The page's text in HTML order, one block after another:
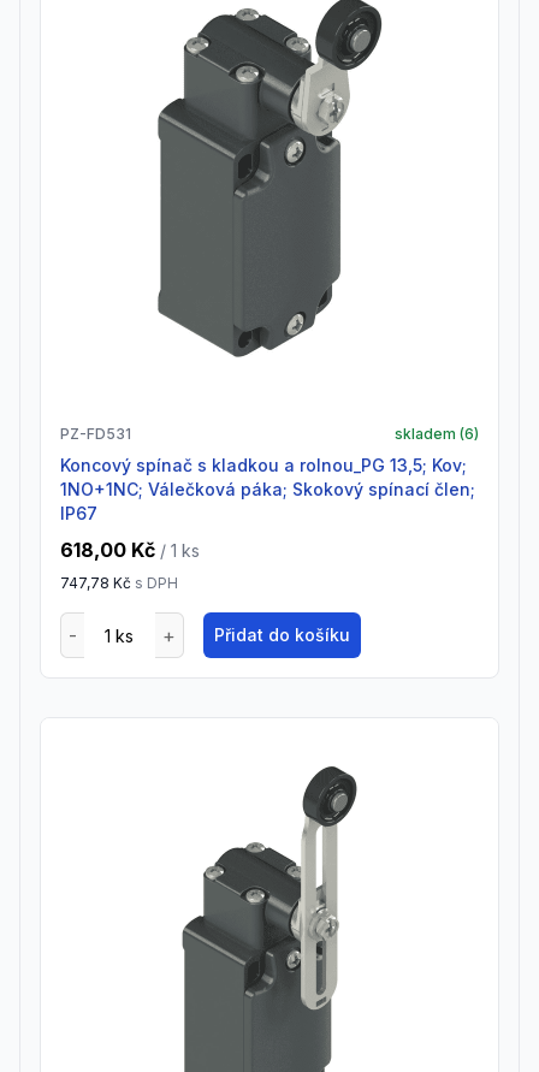
PZ-FD531 skladem (6)
Koncový spínač s kladkou a rolnou_PG 13,5; Kov;
1NO+1NC; Válečková páka; Skokový spínací člen;
IP67
618,00 Kč / 1 ks
747,78 Kč s DPH
Přidat do košíku